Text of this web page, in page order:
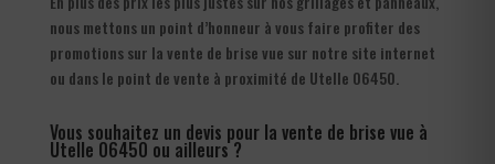
nous mettons un point d’honneur à vous faire profiter des
promotions sur la vente de brise vue sur notre site internet
ou dans le point de vente à proximité de Utelle 06450.
Vous souhaitez un devis pour la vente de brise vue à
Utelle 06450 ou ailleurs ?